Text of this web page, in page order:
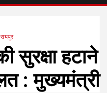
रायपुर
सुरक्षा हटाने
: मुख्यमंत्री